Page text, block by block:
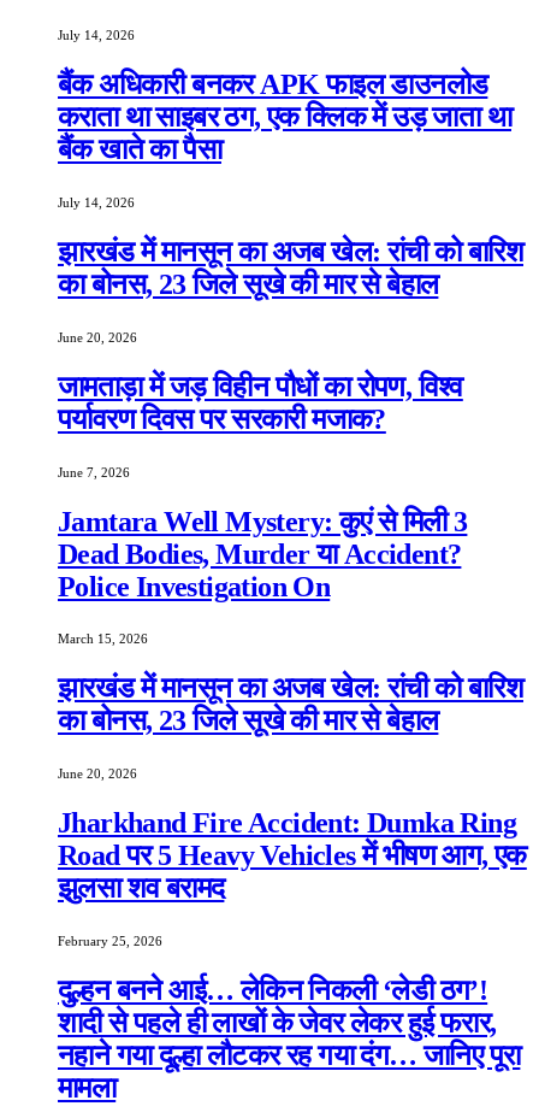
July 14, 2026
बैंक अधिकारी बनकर APK फाइल डाउनलोड
कराता था साइबर ठग, एक क्लिक में उड़ जाता था
बैंक खाते का पैसा
July 14, 2026
झारखंड में मानसून का अजब खेल: रांची को बारिश
का बोनस, 23 जिले सूखे की मार से बेहाल
June 20, 2026
जामताड़ा में जड़ विहीन पौधों का रोपण, विश्व
पर्यावरण दिवस पर सरकारी मजाक?
June 7, 2026
Jamtara Well Mystery: कुएं से मिली 3
Dead Bodies, Murder या Accident?
Police Investigation On
March 15, 2026
झारखंड में मानसून का अजब खेल: रांची को बारिश
का बोनस, 23 जिले सूखे की मार से बेहाल
June 20, 2026
Jharkhand Fire Accident: Dumka Ring
Road पर 5 Heavy Vehicles में भीषण आग, एक
झुलसा शव बरामद
February 25, 2026
दुल्हन बनने आई… लेकिन निकली ‘लेडी ठग’!
शादी से पहले ही लाखों के जेवर लेकर हुई फरार,
नहाने गया दूल्हा लौटकर रह गया दंग… जानिए पूरा
मामला